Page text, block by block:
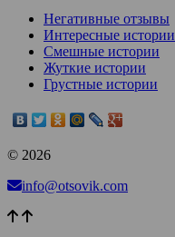
Негативные отзывы
Интересные истории
Смешные истории
Жуткие истории
Грустные истории
© 2026
info@otsovik.com